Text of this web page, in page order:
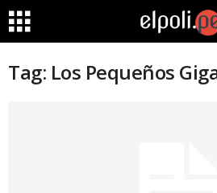
Tag: Los Pequeños